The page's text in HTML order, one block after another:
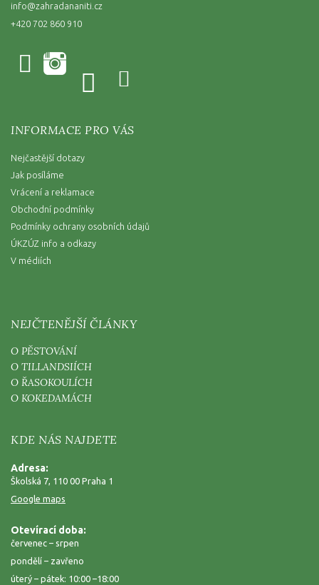
info@zahradananiti.cz
+420 702 860 910
INFORMACE PRO VÁS
Nejčastější dotazy
Jak posíláme
Vrácení a reklamace
Obchodní podmínky
Podmínky ochrany osobních údajů
ÚKZÚZ info a odkazy
V médiích
NEJČTENĚJŠÍ ČLÁNKY
O PĚSTOVÁNÍ
O TILLANDSIÍCH
O ŘASOKOULÍCH
O KOKEDAMÁCH
KDE NÁS NAJDETE
Adresa:
Školská 7, 110 00 Praha 1
Google maps
Otevírací doba:
červenec – srpen
pondělí – zavřeno
úterý – pátek: 10:00 –18:00